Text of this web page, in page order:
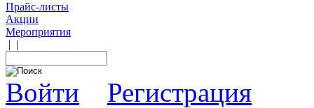
Прайс-листы
Акции
Мероприятия
| |
Войти
Регистрация